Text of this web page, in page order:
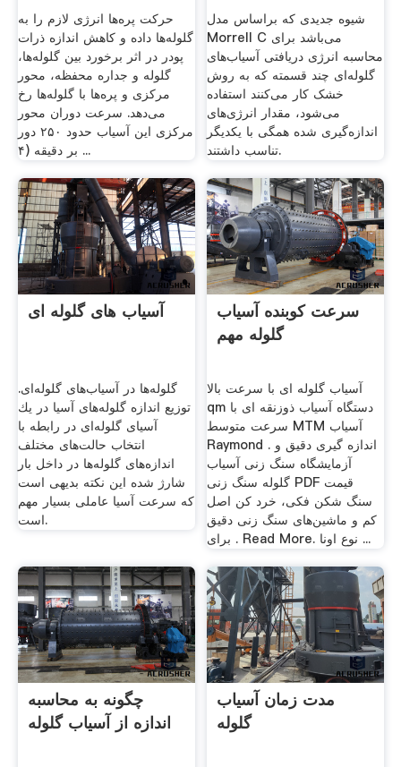
حرکت پره‌ها انرژی لازم را به
گلوله‌ها داده و کاهش اندازه ذرات
پودر در اثر برخورد بین گلوله‌ها،
گلوله و جداره محفظه، محور
مرکزی و پره‌ها با گلوله‌ها رخ
می‌دهد. سرعت دوران محور
مرکزی این آسیاب حدود ۲۵۰ دور
بر دقیقه (۴ ...
شیوه جدیدی که براساس مدل
Morrell C می‌باشد برای
محاسبه انرژی دریافتی آسیاب‌های
گلوله‌ای چند قسمته که به روش
خشک کار می‌کنند استفاده
می‌شود، مقدار انرژی‌های
اندازه‌گیری شده همگی با یکدیگر
تناسب داشتند.
آسیاب های گلوله ای
گلوله‌ها در آسیاب‌های گلوله‌ای.
توزیع اندازه گلوله‌های آسیا در یك
آسیای گلوله‌ای در رابطه با
انتخاب حالت‌های مختلف
اندازه‌های گلوله‌ها در داخل بار
شارژ شده ‌این نكته بدیهی است
كه سرعت آسیا عاملی بسیار مهم
است.
سرعت کوبنده آسیاب
گلوله مهم
آسیاب گلوله ای با سرعت بالا
qm دستگاه آسیاب ذوزنقه ای با
سرعت متوسط MTM آسیاب
Raymond . اندازه گیری دقیق و
آزمایشگاه سنگ زنی آسیاب
گلوله سنگ زنی PDF قیمت
سنگ شکن فکی، خرد کن اصل
کم و ماشین‌های سنگ زنی دقیق
برای . Read More. نوع اونا ...
چگونه به محاسبه
اندازه از آسیاب گلوله
مدت زمان آسیاب
گلوله